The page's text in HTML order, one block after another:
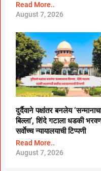
Read More..
August 7, 2026
दुर्दैवाने पक्षांतर बनलेय ‘सन्मानाचा
बिल्ला’, शिंदे गटाला धडकी
सर्वाेच्च न्यायालयाची टिप्पणी
Read More..
August 7, 2026